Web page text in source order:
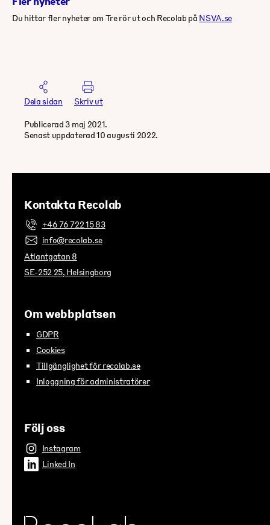
Du hittar fler nyheter om Tre rör ut och Recolab på NSVA.se
Dela sidan Skriv ut
Publicerad 3 maj 2021.
Senast uppdaterad 10 augusti 2022.
Kontakta Recolab
+46 76 722 15 83
info@recolab.se
Atlantgatan 8
SE-252 25, Helsingborg
Om webbplatsen
GDPR
Cookies
Tillgänglighet för recolab.se
Inloggning för administratörer
Följ oss
Instagram
Linked In